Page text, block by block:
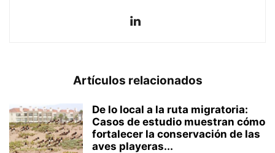
Artículos relacionados
De lo local a la ruta migratoria:
Casos de estudio muestran cómo
fortalecer la conservación de las
aves playeras...